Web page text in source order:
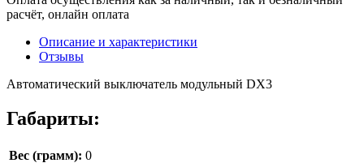
расчёт, онлайн оплата
Описание и характеристики
Отзывы
Автоматический выключатель модульный DX3
Габариты:
Вес (грамм): 0